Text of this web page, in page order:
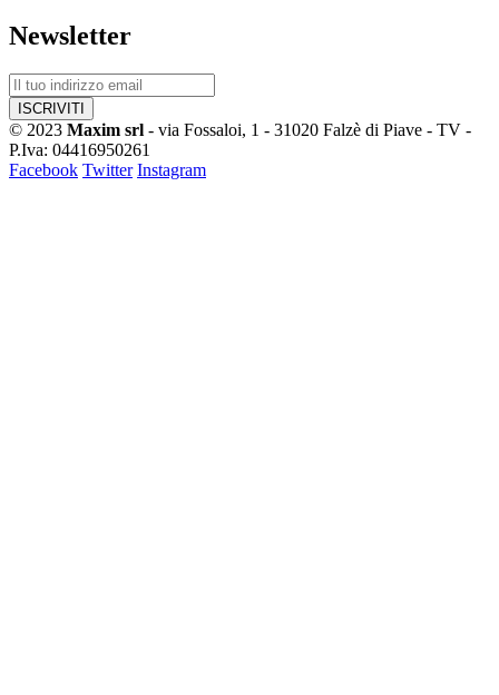
Newsletter
© 2023 Maxim srl - via Fossaloi, 1 - 31020 Falzè di Piave - TV -
P.Iva: 04416950261
Facebook Twitter Instagram